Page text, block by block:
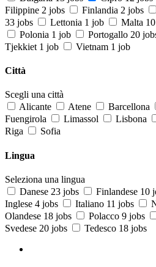
Filippine 2 jobs Finlandia 2 jobs
33 jobs
Lettonia 1 job Malta
Polonia 1 job Portogallo 20
Tjekkiet 1 job Vietnam 1 job
Città
Scegli una città
Alicante
Atene Barcellona
Fuengirola
Limassol Lisbona
Riga
Sofia
Lingua
Seleziona una lingua
Danese 23 jobs Finlandese 10
Inglese 4 jobs Italiano 11 jobs
Olandese 18 jobs Polacco 9 jobs
Svedese 20 jobs Tedesco 18 jobs